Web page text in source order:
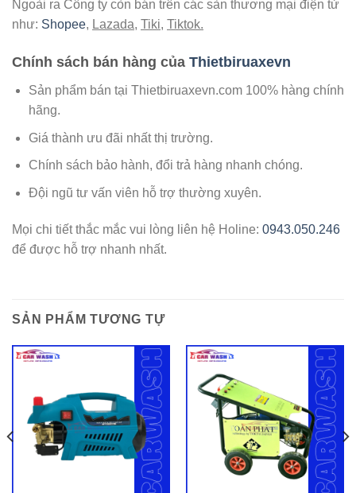
Ngoài ra Công ty còn bán trên các sàn thương mại điện tử
như: Shopee, Lazada, Tiki, Tiktok.
Chính sách bán hàng của Thietbiruaxevn
Sản phẩm bán tại Thietbiruaxevn.com 100% hàng chính
hãng.
Giá thành ưu đãi nhất thị trường.
Chính sách bảo hành, đổi trả hàng nhanh chóng.
Đội ngũ tư vấn viên hỗ trợ thường xuyên.
Mọi chi tiết thắc mắc vui lòng liên hệ Holine: 0943.050.246
để được hỗ trợ nhanh nhất.
SẢN PHẨM TƯƠNG TỰ